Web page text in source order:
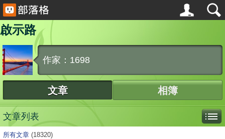
啟示路
作家：1698
文章 相簿
文章列表
所有文章 (18320)